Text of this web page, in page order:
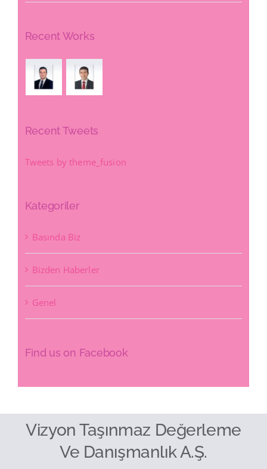
Recent Works
Recent Tweets
Tweets by theme_fusion
Kategoriler
Basında Biz
Bizden Haberler
Genel
Find us on Facebook
Vizyon Taşınmaz Değerleme
Ve Danışmanlık A.Ş.